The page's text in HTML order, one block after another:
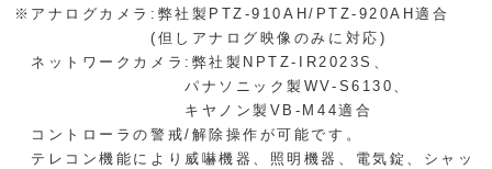
※アナログカメラ:弊社製PTZ-910AH/PTZ-920AH適合
(但しアナログ映像のみに対応)
ネットワークカメラ:弊社製NPTZ-IR2023S、
パナソニック製WV-S6130、
キヤノン製VB-M44適合
コントローラの警戒/解除操作が可能です。
テレコン機能により威嚇機器、照明機器、電気錠、シャッ